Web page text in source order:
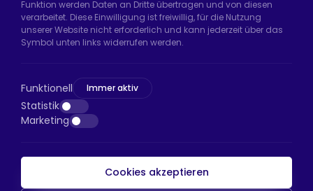
Telefon: +90 212 640 66 46
E-Mail: export@htsteker.com
D:a, 34045 Bayrampaşa/İstanbul
Telefon:+90 530 044 64 87
E-Mail: info@htsteker.com
HTS-Zahlung
Funktion werden Daten an Dritte übertragen und von diesen
verarbeitet. Diese Einwilligung ist freiwillig, für die Nutzung
unserer Website nicht erforderlich und kann jederzeit über das
Symbol unten links widerrufen werden.
Funktionell Immer aktiv
Statistik
Marketing
Cookies akzeptieren